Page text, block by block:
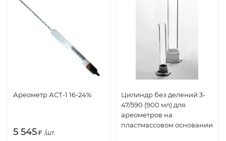
Ареометр АСТ-1 16-24%
5 545 ₽ /шт.
Цилиндр без делений 3-
47/590 (900 мл) для
ареометров на
пластмассовом основании